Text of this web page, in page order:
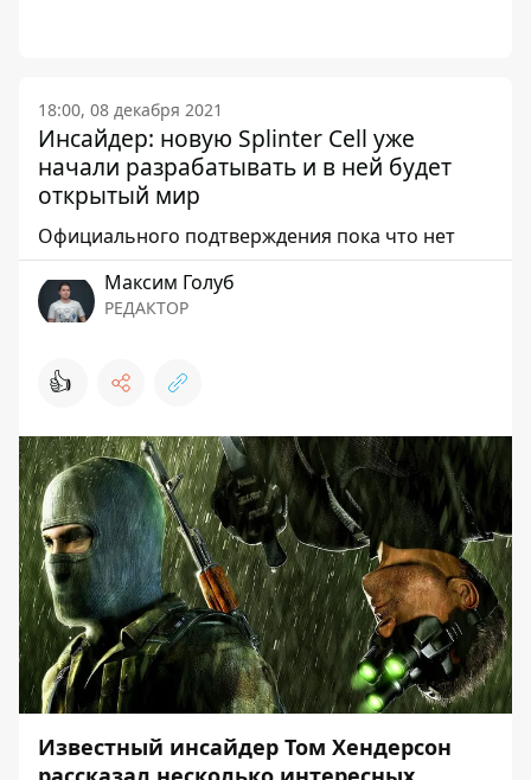
18:00, 08 декабря 2021
Инсайдер: новую Splinter Cell уже
начали разрабатывать и в ней будет
открытый мир
Официального подтверждения пока что нет
Максим Голуб
РЕДАКТОР
👍
Известный инсайдер Том Хендерсон